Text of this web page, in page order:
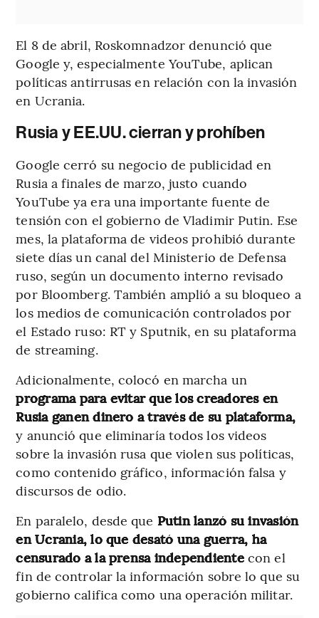
El 8 de abril, Roskomnadzor denunció que
Google y, especialmente YouTube, aplican
políticas antirrusas en relación con la invasión
en Ucrania.
Rusia y EE.UU. cierran y prohíben
Google cerró su negocio de publicidad en
Rusia a finales de marzo, justo cuando
YouTube ya era una importante fuente de
tensión con el gobierno de Vladimir Putin. Ese
mes, la plataforma de videos prohibió durante
siete días un canal del Ministerio de Defensa
ruso, según un documento interno revisado
por Bloomberg. También amplió a su bloqueo a
los medios de comunicación controlados por
el Estado ruso: RT y Sputnik, en su plataforma
de streaming.
Adicionalmente, colocó en marcha un
programa para evitar que los creadores en
Rusia ganen dinero a través de su plataforma,
y anunció que eliminaría todos los videos
sobre la invasión rusa que violen sus políticas,
como contenido gráfico, información falsa y
discursos de odio.
En paralelo, desde que Putin lanzó su invasión
en Ucrania, lo que desató una guerra, ha
censurado a la prensa independientecon el
fin de controlar la información sobre lo que su
gobierno califica como una operación militar.